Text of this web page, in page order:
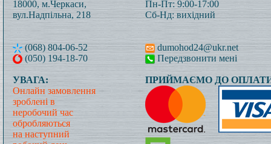
18000, м.Черкаси,
вул.Надпільна, 218
(068) 804-06-52
(050) 194-18-70
Пн-Пт: 9:00-17:00
Сб-Нд: вихідний
dumohod24@ukr.net
Передзвонити мені
УВАГА:
Онлайн замовлення
зроблені в
неробочий час
обробляються
на наступний
ПРИЙМАЄМО ДО